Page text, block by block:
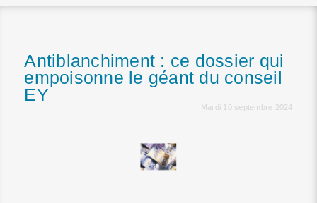
Antiblanchiment : ce dossier qui
empoisonne le géant du conseil
EY
Mardi 10 septembre 2024